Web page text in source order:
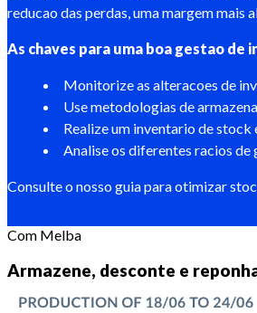
reducao das perdas, uma margem mais
As chaves para uma boa gestao de
Monitorize as alteracoes de
Use metodologias de
Realize um inventario de
Analise os diferentes racios de
Consulte o nosso guia para otimizar
Com Melba
Armazene, desconte e